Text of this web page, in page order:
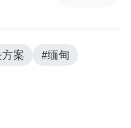
案
#缅甸